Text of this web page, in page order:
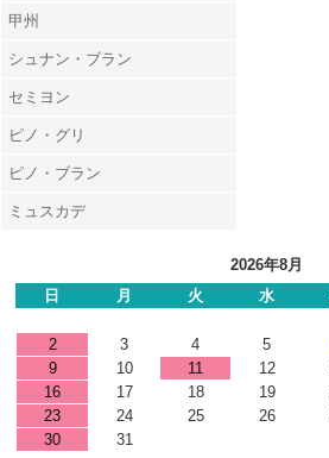
甲州
シュナン・ブラン
セミヨン
ピノ・グリ
ピノ・ブラン
ミュスカデ
2026年8月
日
月 火 水
2
3 4 5
9
10 11 12
16
17 18 19
23
24 25 26
30
31